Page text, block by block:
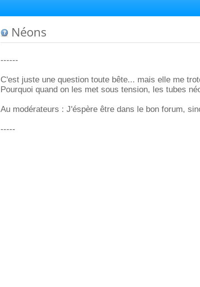
Néons
------
C'est juste une question toute bête... mais elle me
Pourquoi quand on les met sous tension, les tubes
Au modérateurs : J'éspère être dans le bon forum,
-----